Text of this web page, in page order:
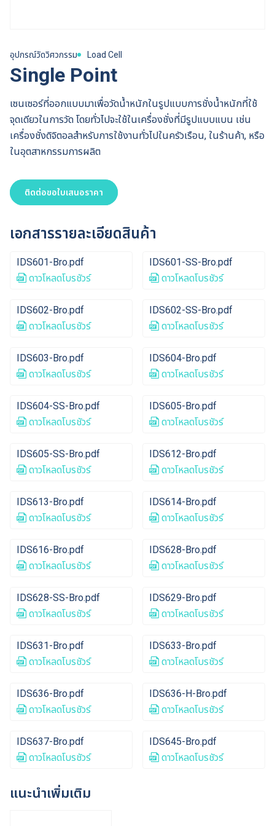
อุปกรณ์วัดวิศวกรรม Load Cell
Single Point
เซนเซอร์ที่ออกแบบมาเพื่อวัดน้ำหนักในรูปแบบการชั่งน้ำหนักที่ใช้
จุดเดียวในการวัด โดยทั่วไปจะใช้ในเครื่องชั่งที่มีรูปแบบแบน เช่น
เครื่องชั่งดิจิตอลสำหรับการใช้งานทั่วไปในครัวเรือน, ในร้านค้า, หรือ
ในอุตสาหกรรมการผลิต
ติดต่อขอใบเสนอราคา
เอกสารรายละเอียดสินค้า
IDS601-Bro.pdf
ดาวโหลดโบรชัวร์
IDS601-SS-Bro.pdf
ดาวโหลดโบรชัวร์
IDS602-Bro.pdf
ดาวโหลดโบรชัวร์
IDS602-SS-Bro.pdf
ดาวโหลดโบรชัวร์
IDS603-Bro.pdf
ดาวโหลดโบรชัวร์
IDS604-Bro.pdf
ดาวโหลดโบรชัวร์
IDS604-SS-Bro.pdf
ดาวโหลดโบรชัวร์
IDS605-Bro.pdf
ดาวโหลดโบรชัวร์
IDS605-SS-Bro.pdf
ดาวโหลดโบรชัวร์
IDS612-Bro.pdf
ดาวโหลดโบรชัวร์
IDS613-Bro.pdf
ดาวโหลดโบรชัวร์
IDS614-Bro.pdf
ดาวโหลดโบรชัวร์
IDS616-Bro.pdf
ดาวโหลดโบรชัวร์
IDS628-Bro.pdf
ดาวโหลดโบรชัวร์
IDS628-SS-Bro.pdf
ดาวโหลดโบรชัวร์
IDS629-Bro.pdf
ดาวโหลดโบรชัวร์
IDS631-Bro.pdf
ดาวโหลดโบรชัวร์
IDS633-Bro.pdf
ดาวโหลดโบรชัวร์
IDS636-Bro.pdf
ดาวโหลดโบรชัวร์
IDS636-H-Bro.pdf
ดาวโหลดโบรชัวร์
IDS637-Bro.pdf
ดาวโหลดโบรชัวร์
IDS645-Bro.pdf
ดาวโหลดโบรชัวร์
แนะนำเพิ่มเติม